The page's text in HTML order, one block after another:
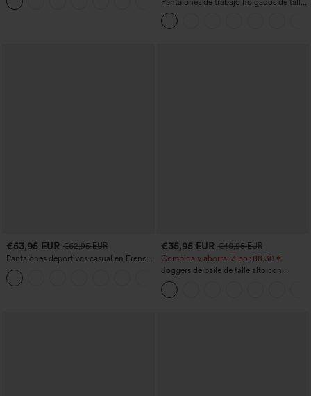
acampanado -Wannabe -Easy Peezy
Pantalones de trabajo holgados de talle
medio con bolsillos y pernera estilo
barril
€53,95 EUR €62,95 EUR
Pantalones deportivos casual en French
terry con estampado denim, tiro medio,
estilo jeans y bolsillos
€35,95 EUR €40,95 EUR
Combina y ahorra: 3 por 88,30 €
Joggers de baile de talle alto con
cordón, fruncidos, corte cónico, secado
rápido, tacto fresco y bolsillos - UPF40+